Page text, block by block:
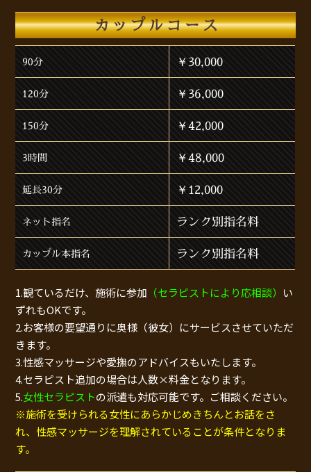
カップルコース
90分 ￥30,000
120分 ￥36,000
150分 ￥42,000
3時間 ￥48,000
延長30分 ￥12,000
ネット指名 ランク別指名料
カップル本指名 ランク別指名料
1.観ているだけ、施術に参加 （セラピストにより応相談） い
ずれもOKです。
2.お客様の要望通りに奥様（彼女）にサービスさせていただ
きます。
3.性感マッサージや愛撫のアドバイスもいたします。
4.セラピスト追加の場合は人数×料金となります。
5.女性セラピストの派遣も対応可能です。ご相談ください。
※施術を受けられる女性にあらかじめきちんとお話をさ
れ、性感マッサージを理解されていることが条件となりま
す。